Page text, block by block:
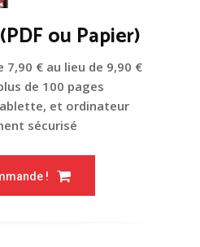
ou Papier)
7,90 € au lieu de 9,90 €
de 100 pages
et ordinateur
sécurisé
!